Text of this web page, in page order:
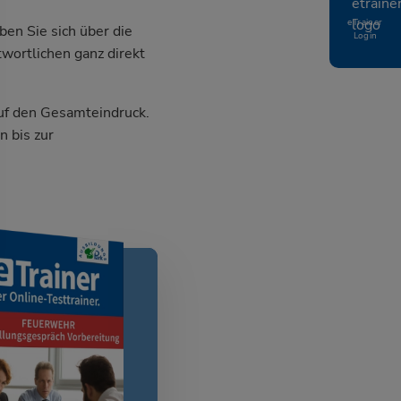
eTrainer
Login
Sie sich über die
ganz direkt
den Gesamteindruck.
bis zur